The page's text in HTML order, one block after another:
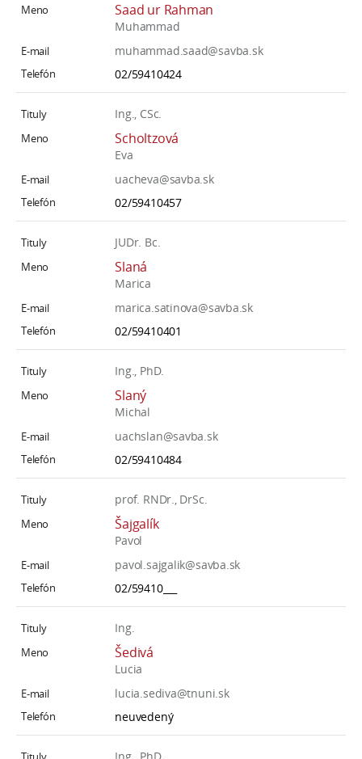
Saad ur Rahman
Muhammad
muhammad.saad@savba.sk
02/59410424
Ing., CSc.
Scholtzová
Eva
uacheva@savba.sk
02/59410457
JUDr. Bc.
Slaná
Marica
marica.satinova@savba.sk
02/59410401
Ing., PhD.
Slaný
Michal
uachslan@savba.sk
02/59410484
prof. RNDr., DrSc.
Šajgalík
Pavol
pavol.sajgalik@savba.sk
02/59410___
Ing.
Šedivá
Lucia
lucia.sediva@tnuni.sk
neuvedený